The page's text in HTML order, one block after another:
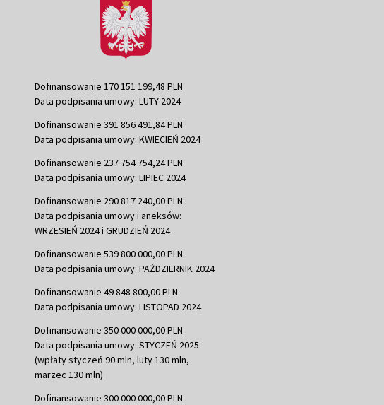
Dofinansowanie 170 151 199,48 PLN
Data podpisania umowy: LUTY 2024
Dofinansowanie 391 856 491,84 PLN
Data podpisania umowy: KWIECIEŃ 2024
Dofinansowanie 237 754 754,24 PLN
Data podpisania umowy: LIPIEC 2024
Dofinansowanie 290 817 240,00 PLN
Data podpisania umowy i aneksów:
WRZESIEŃ 2024 i GRUDZIEŃ 2024
Dofinansowanie 539 800 000,00 PLN
Data podpisania umowy: PAŹDZIERNIK 2024
Dofinansowanie 49 848 800,00 PLN
Data podpisania umowy: LISTOPAD 2024
Dofinansowanie 350 000 000,00 PLN
Data podpisania umowy: STYCZEŃ 2025
(wpłaty styczeń 90 mln, luty 130 mln,
marzec 130 mln)
Dofinansowanie 300 000 000,00 PLN